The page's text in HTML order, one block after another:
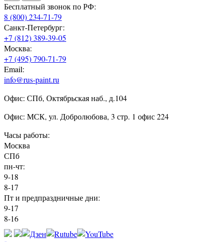
Бесплатный звонок по РФ:
8 (800) 234-71-79
Санкт-Петербург:
+7 (812) 389-39-05
Москва:
+7 (495) 790-71-79
Email:
info@rus-paint.ru
Офис: СПб, Октябрьская наб., д.104
Офис: МСК, ул. Добролюбова, 3 стр. 1 офис 224
Часы работы:
Москва
СПб
пн-чт:
9-18
8-17
Пт и предпраздничные дни:
9-17
8-16